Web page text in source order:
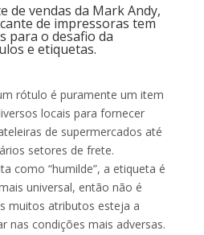
de vendas da Mark Andy,
de impressoras tem
para o desafio da
e etiquetas.
rótulo é puramente um item
locais para fornecer
de supermercados até
setores de frete.
como “humilde”, a etiqueta é
universal, então não é
muitos atributos esteja a
nas condições mais adversas.